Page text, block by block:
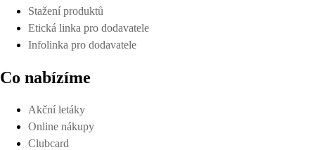
Stažení produktů
Etická linka pro dodavatele
Infolinka pro dodavatele
Co nabízíme
Akční letáky
Online nákupy
Clubcard